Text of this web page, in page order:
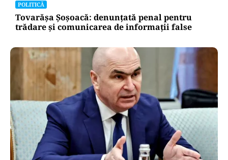
POLITICĂ
Tovarășa Șoșoacă: denunțată penal pentru
trădare și comunicarea de informații false